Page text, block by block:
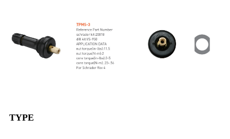
TYPE